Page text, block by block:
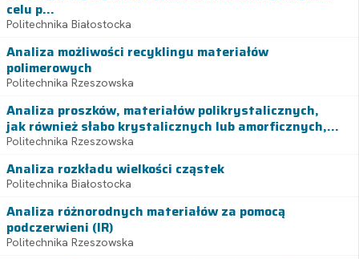
celu p...
Politechnika Białostocka
Analiza możliwości recyklingu materiałów
polimerowych
Politechnika Rzeszowska
Analiza proszków, materiałów polikrystalicznych,
jak również słabo krystalicznych lub amorficznych,...
Politechnika Rzeszowska
Analiza rozkładu wielkości cząstek
Politechnika Białostocka
Analiza różnorodnych materiałów za pomocą
podczerwieni (IR)
Politechnika Rzeszowska